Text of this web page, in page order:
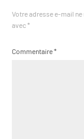
Votre adresse e-mail ne
avec *
Commentaire*